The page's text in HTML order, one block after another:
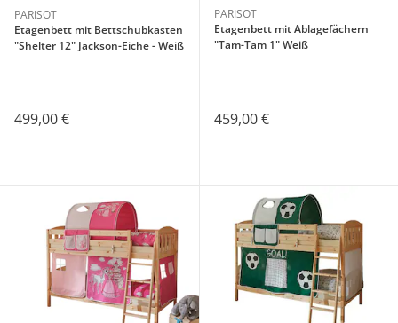
PARISOT
Etagenbett mit Bettschubkasten
"Shelter 12" Jackson-Eiche - Weiß
499,00 €
PARISOT
Etagenbett mit Ablagefächern
"Tam-Tam 1" Weiß
459,00 €